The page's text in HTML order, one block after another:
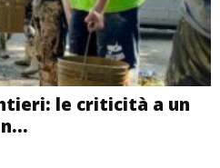
le criticità a un